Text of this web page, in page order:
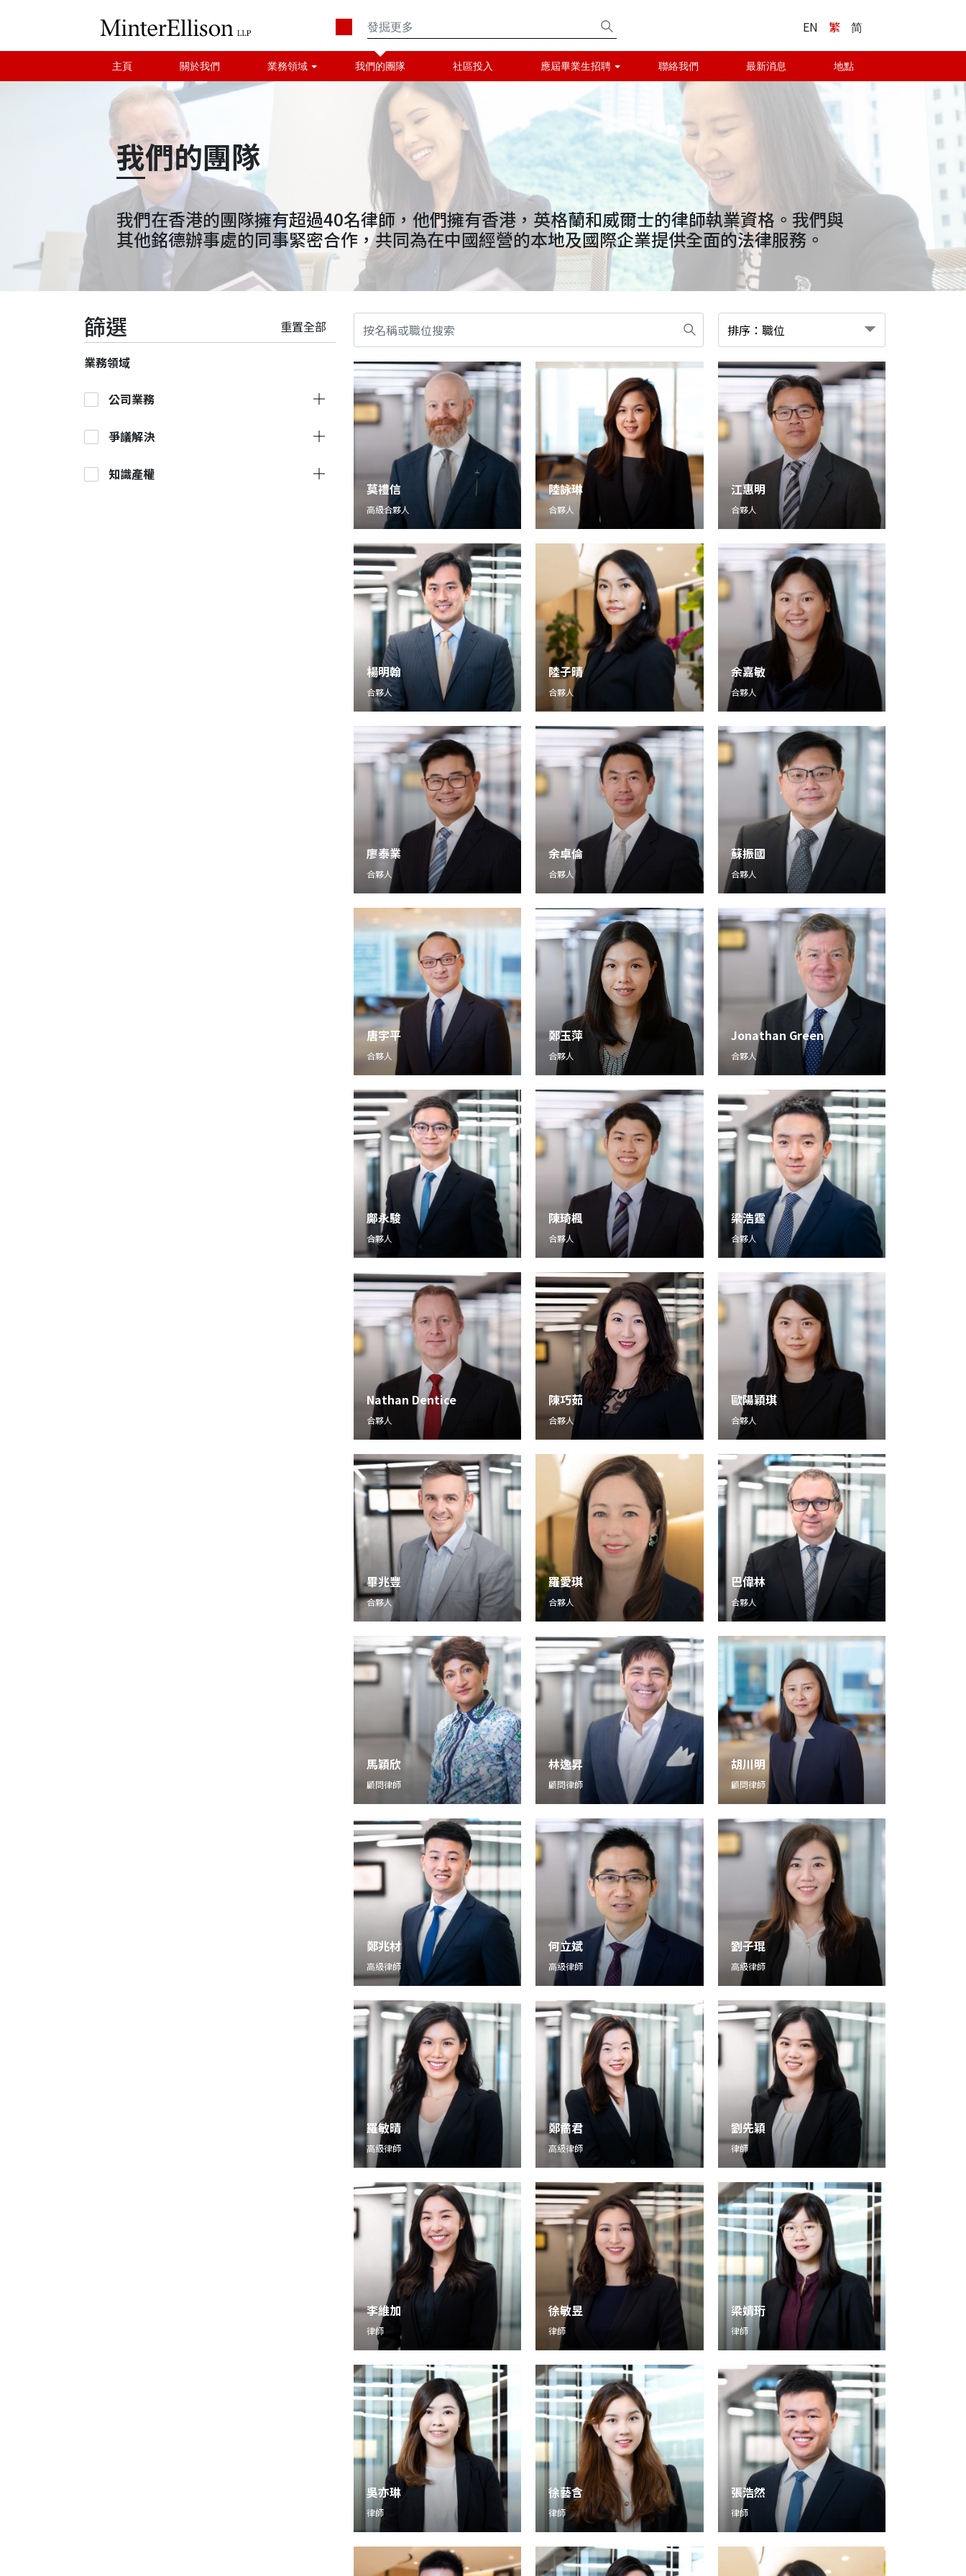
EN 繁 简
主頁 關於我們 業務領域 我們的團隊 社區投入 應屆畢業生招聘 聯絡我們 最新消息 地點
我們的團隊
我們在香港的團隊擁有超過40名律師，他們擁有香港，英格蘭和威爾士的律師執業資格。我們與
其他銘德辦事處的同事緊密合作，共同為在中國經營的本地及國際企業提供全面的法律服務。
篩選
業務領域
公司業務
爭議解決
知識產權
莫禮信
高級合夥人
陸詠琳
合夥人
江惠明
合夥人
楊明翰
合夥人
陸子晴
合夥人
余嘉敏
合夥人
廖泰業
合夥人
余卓倫
合夥人
蘇振國
合夥人
唐宇平
合夥人
鄭玉萍
合夥人
Jonathan Green
合夥人
鄺永駿
合夥人
陳琦楓
合夥人
梁浩霆
合夥人
Nathan Dentice
合夥人
陳巧茹
合夥人
歐陽穎琪
合夥人
畢兆豐
合夥人
羅愛琪
合夥人
巴偉林
合夥人
馬穎欣
顧問律師
林逸昇
顧問律師
胡川明
顧問律師
鄭兆材
高級律師
何立斌
高級律師
劉子琨
高級律師
羅敏晴
高級律師
鄭矞君
高級律師
劉先穎
律師
李維加
律師
徐敏昱
律師
梁婧珩
律師
吳亦琳
律師
徐藝含
律師
張浩然
律師